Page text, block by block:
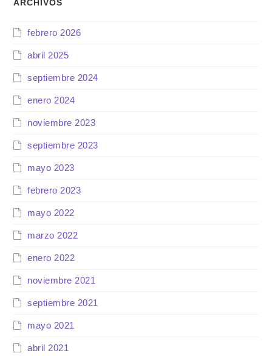
ARCHIVOS
febrero 2026
abril 2025
septiembre 2024
enero 2024
noviembre 2023
septiembre 2023
mayo 2023
febrero 2023
mayo 2022
marzo 2022
enero 2022
noviembre 2021
septiembre 2021
mayo 2021
abril 2021